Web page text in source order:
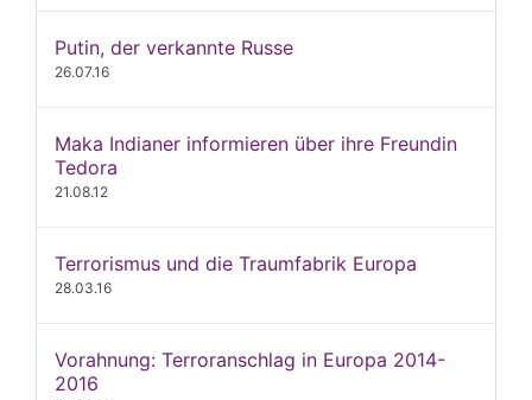
Putin, der verkannte Russe
26.07.16
Maka Indianer informieren über ihre Freundin
Tedora
21.08.12
Terrorismus und die Traumfabrik Europa
28.03.16
Vorahnung: Terroranschlag in Europa 2014-
2016